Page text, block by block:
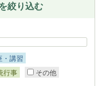
絞り込む
・講習
行事 その他